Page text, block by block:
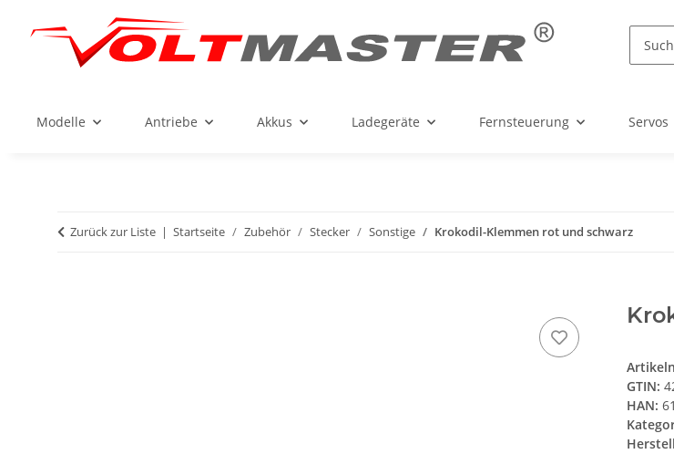
Modelle Antriebe Akkus Ladegeräte Fernsteuerung Servos
Zurück zur Liste Startseite Zubehör Stecker Sonstige Krokodil-Klemmen rot und schwarz
GTIN:
HAN: